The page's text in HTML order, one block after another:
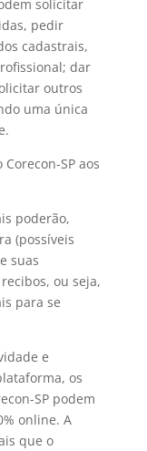
solicitar
pedir
cadastrais,
dar
outros
uma única
SP aos
poderão,
(possíveis
suas
ou seja,
para se
e
os
SP podem
online. A
que o